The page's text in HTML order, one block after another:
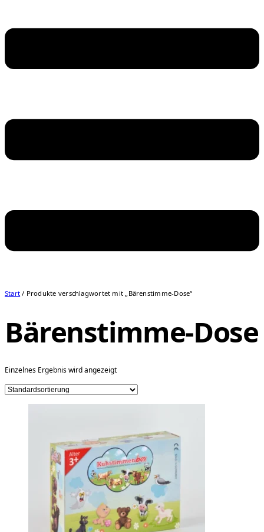
Start / Produkte verschlagwortet mit „Bärenstimme-Dose“
Bärenstimme-Dose
Einzelnes Ergebnis wird angezeigt